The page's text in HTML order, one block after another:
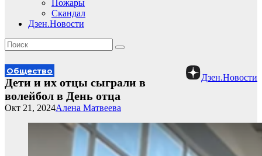
Пожары
Скандал
Дзен.Новости
Дзен.Новости
Общество
Дети и их отцы сыграли в
волейбол в День отца
Алена Матвеева
Окт 21, 2024